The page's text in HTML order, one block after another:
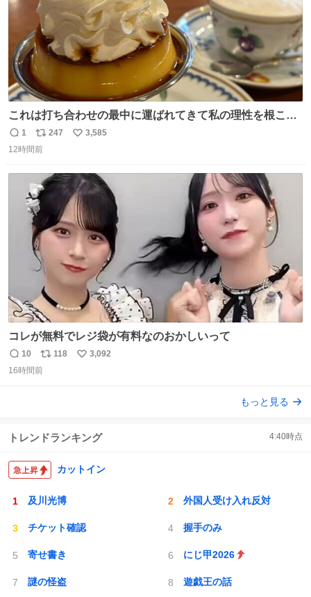
これは打ち合わせの最中に運ばれてきて私の理性を根こそ
ぎ奪い去ったプリンの写真です。
返
信
1
リ
ポ
ト
数
247
い
数
3,585
12時間前
コレが無料でレジ袋が有料なのおかしいって
返
信
10
リ
ポ
118
い
3,092
16時間前
もっと見る
トレンドランキング 4:40時点
カットイン
及川光博 外国人受け入れ反対
チケット確認 握手のみ
寄せ書き にじ甲2026
謎の怪盗 遊戯王の話